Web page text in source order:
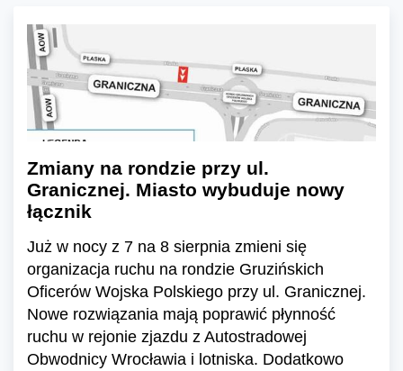
Zmiany na rondzie przy ul.
Granicznej. Miasto wybuduje nowy
łącznik
Już w nocy z 7 na 8 sierpnia zmieni się
organizacja ruchu na rondzie Gruzińskich
Oficerów Wojska Polskiego przy ul. Granicznej.
Nowe rozwiązania mają poprawić płynność
ruchu w rejonie zjazdu z Autostradowej
Obwodnicy Wrocławia i lotniska. Dodatkowo